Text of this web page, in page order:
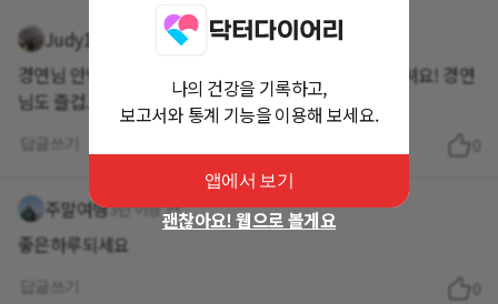
Judy1
경연님 안녕하세요~ 오늘 공복도 언제나 그렇듯 굿굿이셔요! 경연
님도 즐겁고 행복 넘치는 화요일 보내시길 바라요~!
주말여행3년 이상 전
좋은하루되세요
나의 건강을 기록하고,
보고서와 통계 기능을 이용해 보세요.
앱에서 보기
괜찮아요! 웹으로 볼게요